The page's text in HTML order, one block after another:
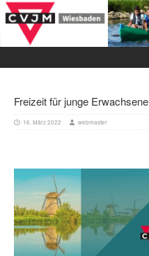
Freizeit für junge Erwachsene
16. März 2022 webmaster